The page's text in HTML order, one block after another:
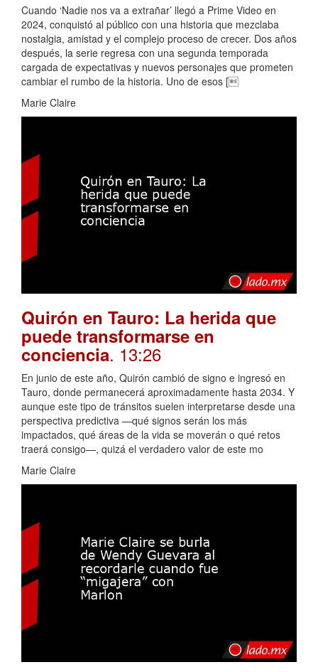
Cuando ‘Nadie nos va a extrañar’ llegó a Prime Video en
2024, conquistó al público con una historia que mezclaba
nostalgia, amistad y el complejo proceso de crecer. Dos años
después, la serie regresa con una segunda temporada
cargada de expectativas y nuevos personajes que prometen
cambiar el rumbo de la historia. Uno de esos [
Marie Claire
Quirón en Tauro: La herida que
puede transformarse en
conciencia. 13:26
En junio de este año, Quirón cambió de signo e ingresó en
Tauro, donde permanecerá aproximadamente hasta 2034. Y
aunque este tipo de tránsitos suelen interpretarse desde una
perspectiva predictiva —qué signos serán los más
impactados, qué áreas de la vida se moverán o qué retos
traerá consigo—, quizá el verdadero valor de este mo
Marie Claire